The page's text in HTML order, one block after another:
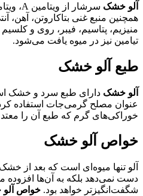
آلو خشک
همچنین منبع غنی بتاکاروتن، آهن،
منیزیم، پتاسیم، فیبر، روی و
تیامین نیز در میوه یافت می‌شود.
طبع آلو خشک
آلو خشک دارای طبع سرد و خشک
عنوان مصلح گرمی‌جات استفاده
خوراکی‌های گرم که طبع آن را
خواص آلو خشک
آلو تنها میوه‌ای است که بعد از
دست نمی‌دهد بلکه به آن‌ها افزوده
شگفت‌انگیزتر خواهد بود. خواص